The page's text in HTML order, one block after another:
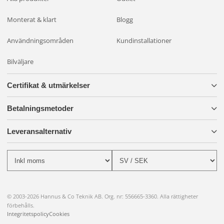
blinker- och dimljusfunktioner är en högpresterande och
pålitlig belysningslösning som uppfyller de högsta kraven på
kvalitet och hållbarhet. Dess läckageskyddade elektronik,
slagtåliga konstruktion och plug-in möjligheter gör den till ett
tillförlitlig och anpassningsbar belysning är av yttersta vikt.
också ökad säkerhet och tillförlitlighet i olika situationer.
Monterat & klart Blogg
Användningsområden Kundinstallationer
Bilväljare
Certifikat & utmärkelser
Betalningsmetoder
Leveransalternativ
© 2003-2026 Hannus & Co Teknik AB. Org. nr: 556665-3360. Alla rättigheter
förbehålls.
IntegritetspolicyCookies